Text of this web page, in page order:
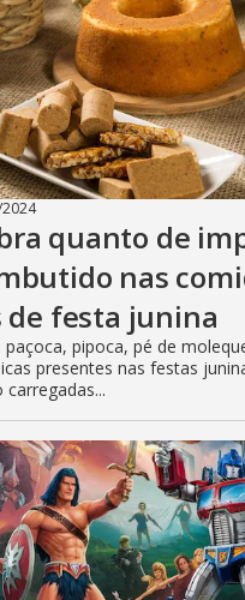
quanto de
nas
de festa junina
pipoca, pé de
presentes nas festas